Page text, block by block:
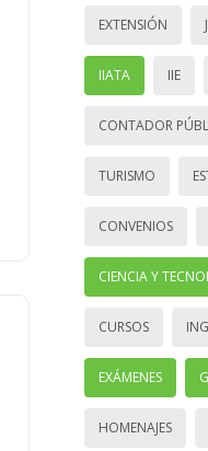
EXTENSIÓN
IIATA IIE
CONTADOR
TURISMO
CONVENIOS
CIENCIA Y
CURSOS
EXÁMENES
HOMENAJES